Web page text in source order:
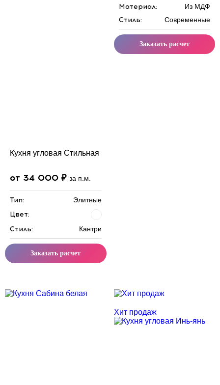
Кухня угловая Стильная
от 34 000 ₽ за п.м.
Тип: Элитные
Цвет:
Стиль:
Кантри
Заказать расчет
Материал:
Из МДФ
Стиль: Современные
Заказать расчет
Хит продаж